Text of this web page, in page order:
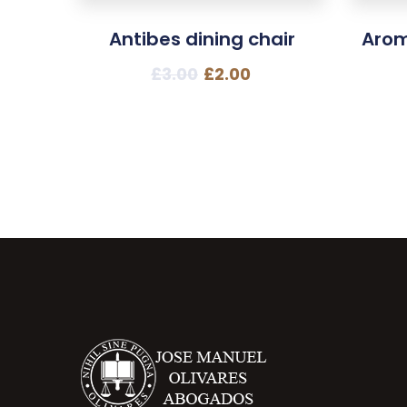
Antibes dining chair
£3.00 £2.00